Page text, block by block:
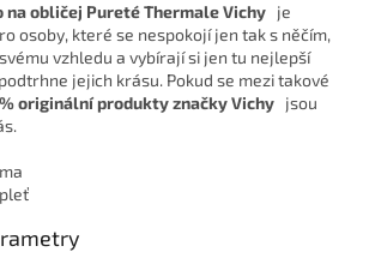
na obličej Pureté Thermale Vichy je
osoby, které se nespokojí jen tak s něčím,
vzhledu a vybírají si jen tu nejlepší
jejich krásu. Pokud se mezi takové
originální produkty značky Vichy jsou